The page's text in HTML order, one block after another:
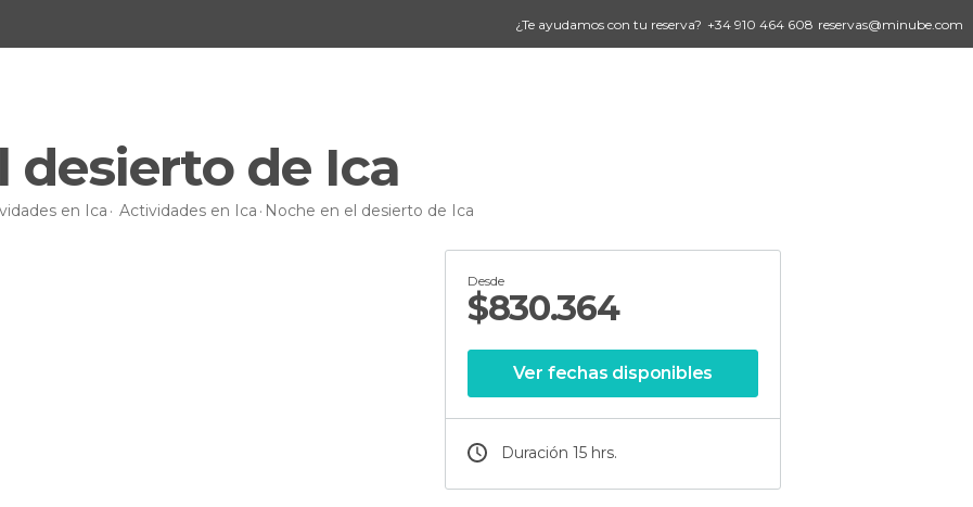
¿Te ayudamos con tu reserva? +34 910 464 608 reservas@minube.com
desierto de Ica
en Ica Actividades en Ica Noche en el desierto de Ica
Desde
$830.364
Ver fechas disponibles
Duración 15 hrs.